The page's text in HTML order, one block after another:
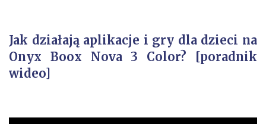
Jak działają aplikacje i gry dla dzieci na
Onyx Boox Nova 3 Color? [poradnik
wideo]